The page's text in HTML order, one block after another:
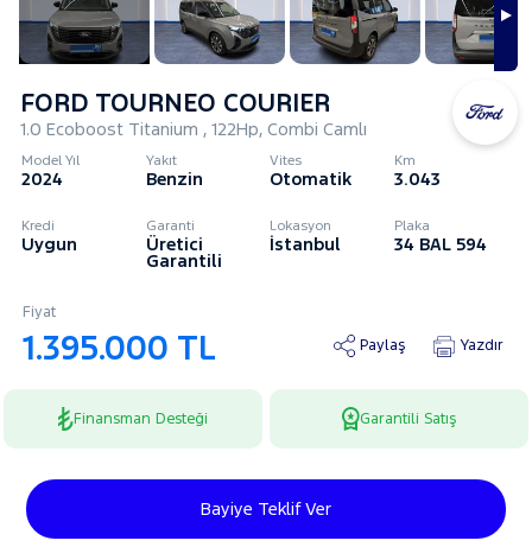
FORD TOURNEO COURIER
1.0 Ecoboost Titanium , 122Hp, Combi Camlı
Model Yıl
2024
Yakıt
Benzin
Vites
Otomatik
Km
3.043
Kredi
Uygun
Garanti
Üretici
Garantili
Lokasyon
İstanbul
Plaka
34 BAL 594
Fiyat
1.395.000 TL Paylaş Yazdır
Finansman Desteği Garantili Satış
Bayiye Teklif Ver